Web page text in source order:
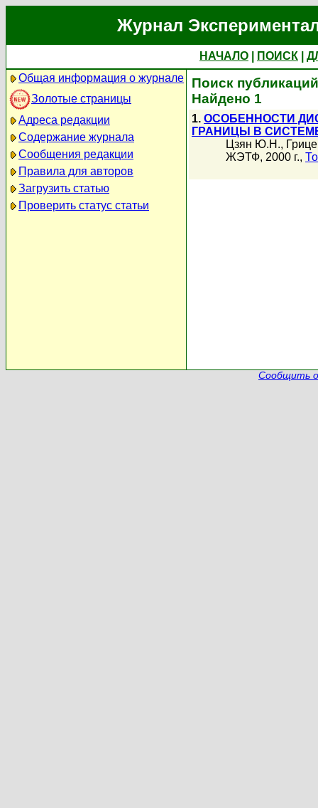
Журнал
НАЧАЛО ПОИСК
Общая информация о журнале
Золотые страницы
Адреса редакции
Содержание журнала
Сообщения редакции
Правила для авторов
Загрузить статью
Проверить статус статьи
Поиск
Найдено 1
1. ОСОБЕННОСТИ
ГРАНИЦЫ В СИСТЕМЕ
Цзян Ю.Н.,
ЖЭТФ, 2000 г.,
Сообщить о